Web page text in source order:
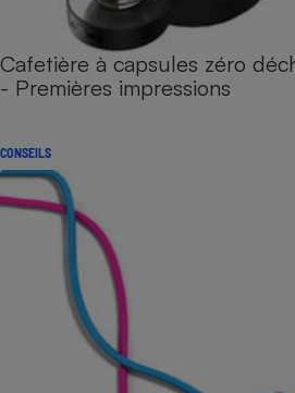
Cafetière à capsules zéro
- Premières impressions
CONSEILS